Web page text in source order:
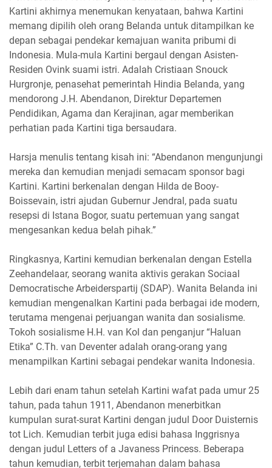
Kartini akhirnya menemukan kenyataan, bahwa Kartini
memang dipilih oleh orang Belanda untuk ditampilkan ke
depan sebagai pendekar kemajuan wanita pribumi di
Indonesia. Mula-mula Kartini bergaul dengan Asisten-
Residen Ovink suami istri. Adalah Cristiaan Snouck
Hurgronje, penasehat pemerintah Hindia Belanda, yang
mendorong J.H. Abendanon, Direktur Departemen
Pendidikan, Agama dan Kerajinan, agar memberikan
perhatian pada Kartini tiga bersaudara.
Harsja menulis tentang kisah ini: “Abendanon mengunjungi
mereka dan kemudian menjadi semacam sponsor bagi
Kartini. Kartini berkenalan dengan Hilda de Booy-
Boissevain, istri ajudan Gubernur Jendral, pada suatu
resepsi di Istana Bogor, suatu pertemuan yang sangat
mengesankan kedua belah pihak.”
Ringkasnya, Kartini kemudian berkenalan dengan Estella
Zeehandelaar, seorang wanita aktivis gerakan Sociaal
Democratische Arbeiderspartij (SDAP). Wanita Belanda ini
kemudian mengenalkan Kartini pada berbagai ide modern,
terutama mengenai perjuangan wanita dan sosialisme.
Tokoh sosialisme H.H. van Kol dan penganjur “Haluan
Etika” C.Th. van Deventer adalah orang-orang yang
menampilkan Kartini sebagai pendekar wanita Indonesia.
Lebih dari enam tahun setelah Kartini wafat pada umur 25
tahun, pada tahun 1911, Abendanon menerbitkan
kumpulan surat-surat Kartini dengan judul Door Duisternis
tot Lich. Kemudian terbit juga edisi bahasa Inggrisnya
dengan judul Letters of a Javaness Princess. Beberapa
tahun kemudian, terbit terjemahan dalam bahasa